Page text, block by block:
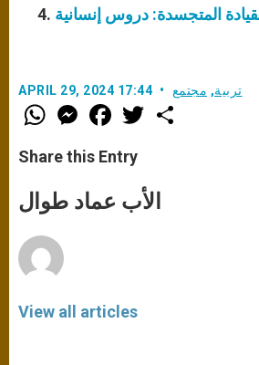
المتجسدة: دروس إنسانية
APRIL 29, 2024 17:44 تربية, مجتمع
W
h
t
s
p
p
M
e
s
e
g
e
F
a
e
b
k
w
r
Share this Entry
الأب عماد طوال
View all articles